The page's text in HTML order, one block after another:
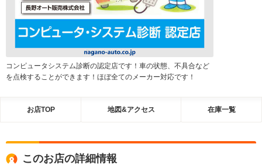
コンピュータシステム診断の認定店です！車の状態、不具合など
を点検することができます！ほぼ全てのメーカー対応です！
お店TOP 地図&アクセス 在庫一覧
このお店の詳細情報